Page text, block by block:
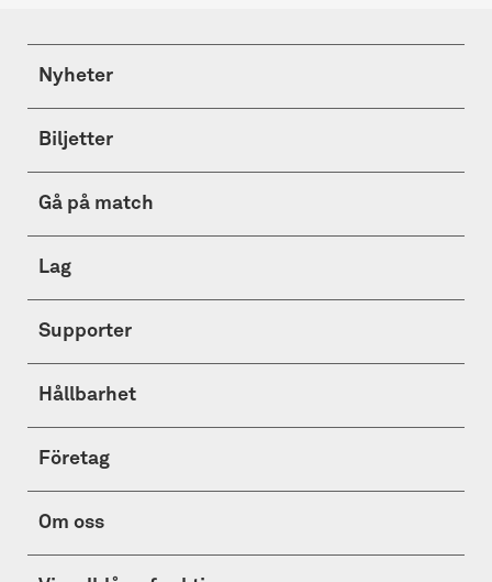
Nyheter
Biljetter
Gå på match
Lag
Supporter
Hållbarhet
Företag
Om oss